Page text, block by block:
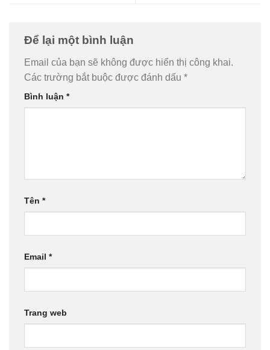
Để lại một bình luận
Email của bạn sẽ không được hiển thị công khai.
Các trường bắt buộc được đánh dấu *
Bình luận *
Tên *
Email *
Trang web